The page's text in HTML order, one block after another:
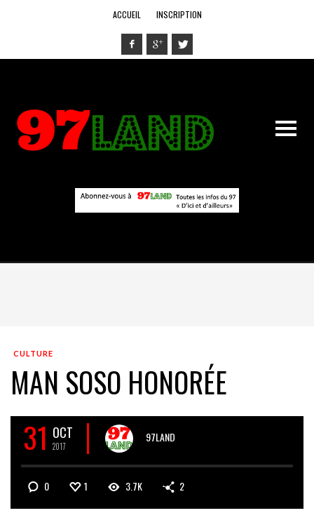
ACCUEIL INSCRIPTION
CULTURE
MAN SOSO HONORÉE
31 OCT
2017
97LAND
0 1 3.7K 2